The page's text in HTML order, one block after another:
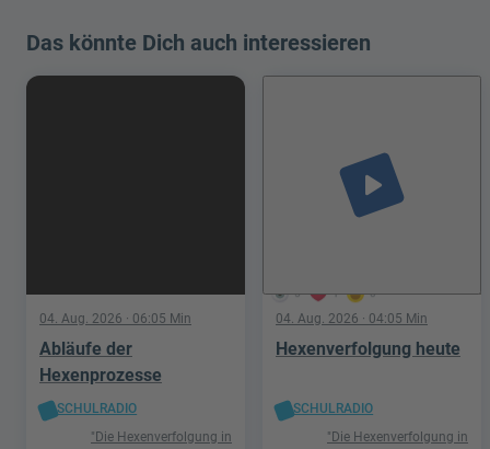
Das könnte Dich auch interessieren
04. Aug. 2026 · 06:05 Min
Abläufe der
Hexenprozesse
SCHULRADIO
"Die Hexenverfolgung in
5 1 0
play_arrow
04. Aug. 2026 · 04:05 Min
Hexenverfolgung heute
SCHULRADIO
"Die Hexenverfolgung in